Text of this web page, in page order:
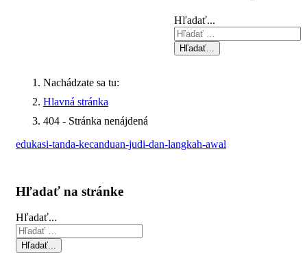
Hľadať...
Hľadať...
Nachádzate sa tu:
Hlavná stránka
404 - Stránka nenájdená
edukasi-tanda-kecanduan-judi-dan-langkah-awal
Hľadať na stránke
Hľadať...
Hľadať...